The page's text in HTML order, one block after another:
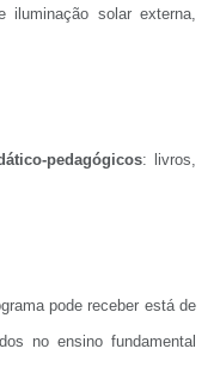
iluminação solar externa,
pedagógicos: livros,
pode receber está de
no ensino fundamental